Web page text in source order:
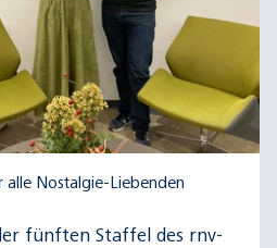
alle Nostalgie-Liebenden
fünften Staffel des rnv-